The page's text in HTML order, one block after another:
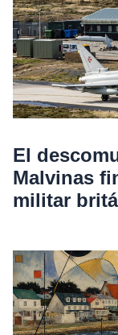
El
Malvinas
militar